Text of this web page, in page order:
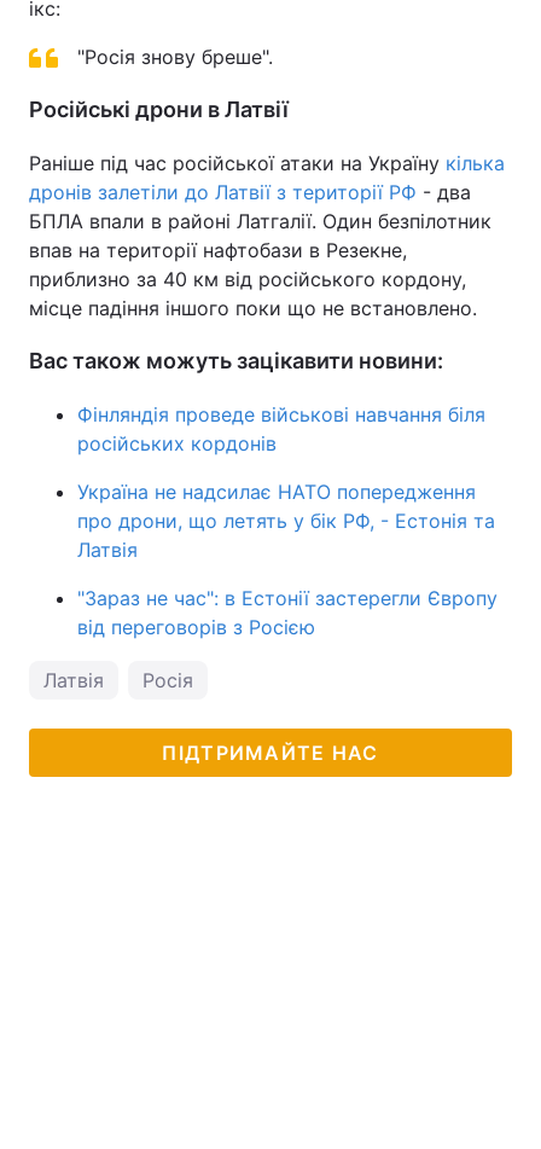
ікс:
"Росія знову бреше".
Російські дрони в Латвії
Раніше під час російської атаки на Україну кілька
дронів залетіли до Латвії з території РФ - два
БПЛА впали в районі Латгалії. Один безпілотник
впав на території нафтобази в Резекне,
приблизно за 40 км від російського кордону,
місце падіння іншого поки що не встановлено.
Вас також можуть зацікавити новини:
Фінляндія проведе військові навчання біля
російських кордонів
Україна не надсилає НАТО попередження
про дрони, що летять у бік РФ, - Естонія та
Латвія
"Зараз не час": в Естонії застерегли Європу
від переговорів з Росією
Латвія Росія
ПІДТРИМАЙТЕ НАС